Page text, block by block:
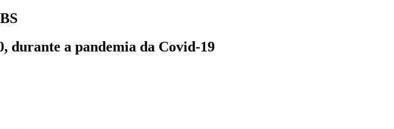
durante a pandemia da Covid-19